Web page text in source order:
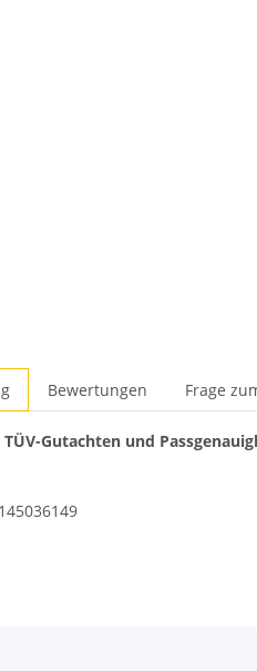
Bewertungen Frage
Gutachten und